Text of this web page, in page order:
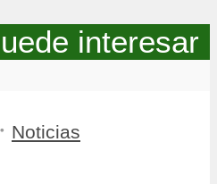
interesar
• Noticias